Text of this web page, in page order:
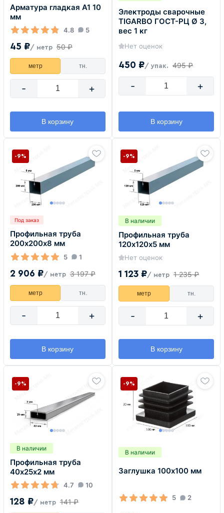
Арматура гладкая А1 10
мм
4.8 5
45 ₽/ метр 50 ₽
метр тн.
- +
В корзину
Электроды сварочные
TIGARBO ГОСТ-РЦ Ø 3,
вес 1 кг
Нет оценок
450 ₽/ упак. 495 ₽
- +
В корзину
Под заказ
Профильная труба
200х200х8 мм
5 1
2 906 ₽/ метр 3 197 ₽
-9%
метр тн.
- +
В корзину
В наличии
Профильная труба
120х120х5 мм
Нет оценок
1 123 ₽/ метр 1 235 ₽
-9%
метр тн.
- +
В корзину
В наличии
Профильная труба
40х25х2 мм
4.7 10
128 ₽/ метр 141 ₽
-9%
В наличии
Заглушка 100х100 мм
5 2
-9%